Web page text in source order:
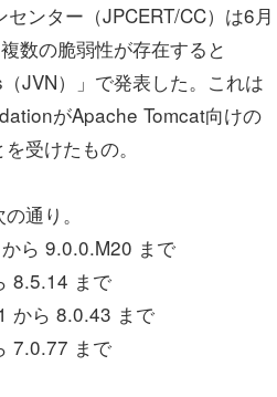
ンター（JPCERT/CC）は6月
数の脆弱性が存在すると
JVN）」で発表した。これは
がApache Tomcat向けの
受けたもの。
通り。
ら 9.0.0.M20 まで
8.5.14 まで
から 8.0.43 まで
7.0.77 まで